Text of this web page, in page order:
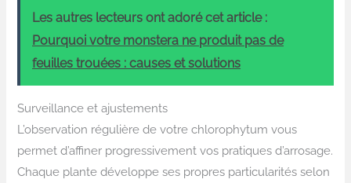
Les autres lecteurs ont adoré cet article :
Pourquoi votre monstera ne produit pas de
feuilles trouées : causes et solutions
Surveillance et ajustements
L’observation régulière de votre chlorophytum vous
permet d’affiner progressivement vos pratiques d’arrosage.
Chaque plante développe ses propres particularités selon